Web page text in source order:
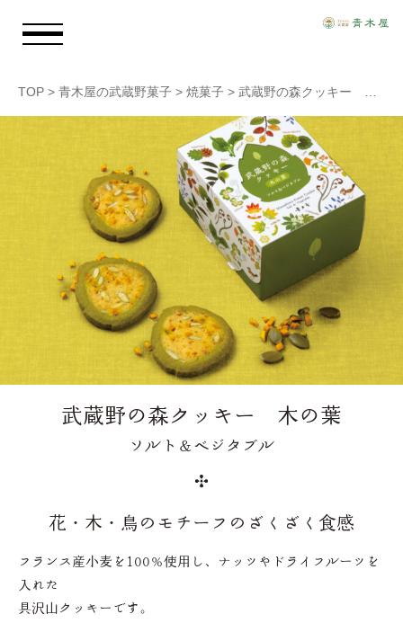
青木屋のおもい
商品情報
店舗情報
採用情報
TOP > 青木屋の武蔵野菓子 > 焼菓子 > 武蔵野の森クッキー 木の葉
武蔵野の森クッキー 木の葉
ソルト＆ベジタブル
花・木・鳥のモチーフのざくざく食感
フランス産小麦を100％使用し、ナッツやドライフルーツを
入れた
具沢山クッキーです。